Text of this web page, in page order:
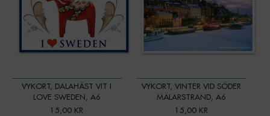
VYKORT, DALAHÄST VIT I
LOVE SWEDEN, A6
15,00 KR
VYKORT, VINTER VID SÖDER
MÄLARSTRAND, A6
15,00 KR